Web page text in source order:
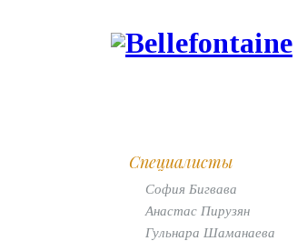
Специалисты
София Бигвава
Анастас Пирузян
Гульнара Шаманаева